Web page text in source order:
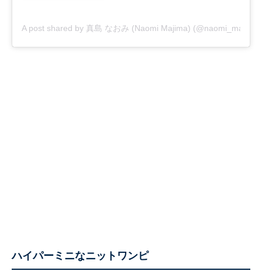
A post shared by 真島 なおみ (Naomi Majima) (@naomi_majima)
ハイパーミニなニットワンピ